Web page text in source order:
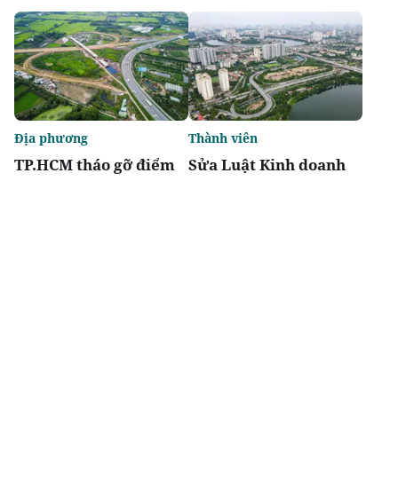
TP.HCM tháo gỡ điểm
Địa phương
Sửa Luật Kinh doanh
Thành viên